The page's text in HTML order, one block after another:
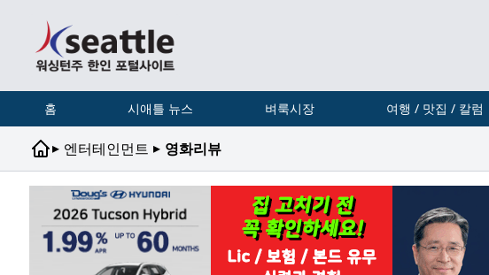
홈 시애틀 뉴스 벼룩시장 여행 / 맛집 / 칼럼
▸ 엔터테인먼트 ▸ 영화리뷰